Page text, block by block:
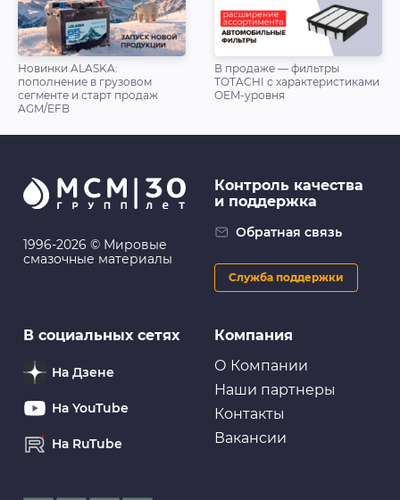
Новинки ALASKA:
пополнение в грузовом
сегменте и старт продаж
AGM/EFB
В продаже — фильтры
TOTACHI с характеристиками
OEM-уровня
1996-2026 © Мировые
смазочные материалы
Компания
О Компании
Наши партнеры
Контакты
Вакансии
Контроль качества
и поддержка
Обратная связь
Служба поддержки
В социальных сетях
На Дзене
На YouTube
На RuTube